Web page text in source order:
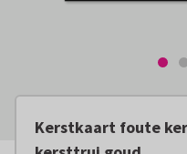
Kerstkaart foute